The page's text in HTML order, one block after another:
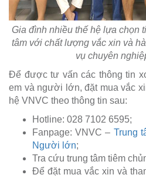
Gia đình nhiều thế hệ lựa chọn
tâm với chất lượng vắc xin và
vụ chuyên
Để được tư vấn các thông tin
em và người lớn, đặt mua vắc
hệ VNVC theo thông tin sau:
Hotline: 028 7102 6595;
Fanpage: VNVC – Trung
Người lớn;
Tra cứu trung tâm tiêm
Để đặt mua vắc xin và